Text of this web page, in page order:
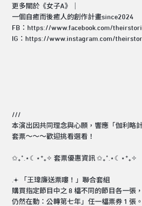
更多關於《女子A》｜
一個自癒而後癒人的創作計畫since2024
FB：https://www.facebook.com/
IG：https://www.instagram.com/
///
本演出因共同理念與心願，響應「伽利略
套票～～～歡迎挑看選看！
✩₊˚.⋆☾⋆⁺₊✧ 套票優惠資訊 ✩₊˚.⋆☾⋆⁺₊✧
.𖥔 「王瑋廉送票嘍！」聯合套組
購買指定節目中之 8 檔不同的節目各一張
仍然在動：公轉第七年」任一檔票券 1 張。